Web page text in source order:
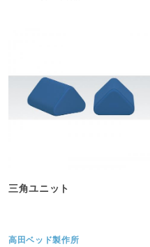
三角ユニット
高田ベッド製作所